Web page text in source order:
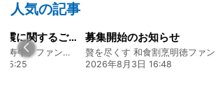
人気の記事
令和8年熊本地震に関するご報告
熊本 あか牛「延寿牛」ファンド2026
15:25
募集開始のお知らせ
贅を尽くす 和食割烹明徳ファン
2026年8月3日 16:48